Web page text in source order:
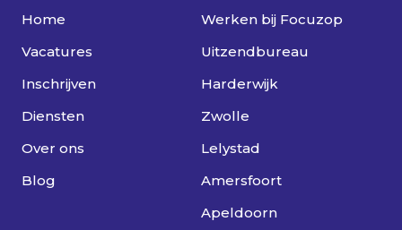
Home
Vacatures
Inschrijven
Diensten
Over ons
Blog
Werken bij Focuzop
Uitzendbureau
Harderwijk
Zwolle
Lelystad
Amersfoort
Apeldoorn